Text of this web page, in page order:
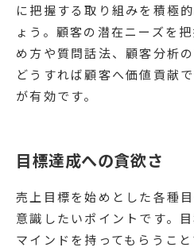
に把握する取り組みを積極
ょう。顧客の潜在ニーズを
め方や質問話法、顧客分析
どうすれば顧客へ価値貢献
が有効です。
目標達成への貪欲さ
売上目標を始めとした各種
意識したいポイントです。
マインドを持ってもらうこ